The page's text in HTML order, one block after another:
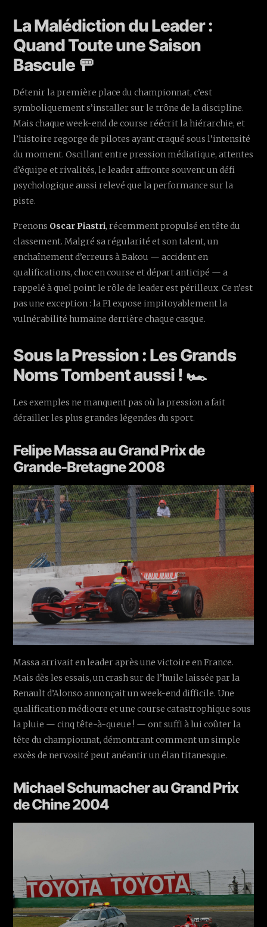
La Malédiction du Leader :
Quand Toute une Saison
Bascule 🚥
Détenir la première place du championnat, c’est
symboliquement s’installer sur le trône de la discipline.
Mais chaque week-end de course réécrit la hiérarchie, et
l’histoire regorge de pilotes ayant craqué sous l’intensité
du moment. Oscillant entre pression médiatique, attentes
d’équipe et rivalités, le leader affronte souvent un défi
psychologique aussi relevé que la performance sur la
piste.
Prenons Oscar Piastri, récemment propulsé en tête du
classement. Malgré sa régularité et son talent, un
enchaînement d’erreurs à Bakou — accident en
qualifications, choc en course et départ anticipé — a
rappelé à quel point le rôle de leader est périlleux. Ce n’est
pas une exception : la F1 expose impitoyablement la
vulnérabilité humaine derrière chaque casque.
Sous la Pression : Les Grands
Noms Tombent aussi ! 🏎️
Les exemples ne manquent pas où la pression a fait
dérailler les plus grandes légendes du sport.
Felipe Massa au Grand Prix de
Grande-Bretagne 2008
Massa arrivait en leader après une victoire en France.
Mais dès les essais, un crash sur de l’huile laissée par la
Renault d’Alonso annonçait un week-end difficile. Une
qualification médiocre et une course catastrophique sous
la pluie — cinq tête-à-queue ! — ont suffi à lui coûter la
tête du championnat, démontrant comment un simple
excès de nervosité peut anéantir un élan titanesque.
Michael Schumacher au Grand Prix
de Chine 2004